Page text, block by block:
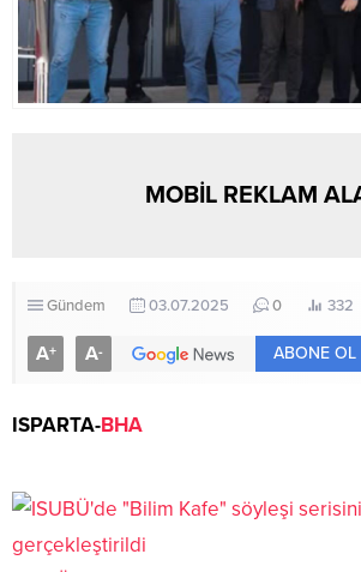
MOBİL REKLAM
Gündem 03.07.2025 0 332
A+ A- ABONE OL
ISPARTA-BHA